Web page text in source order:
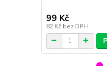
99 Kč
82 Kč bez DPH